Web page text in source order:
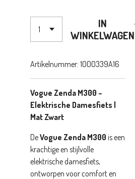
IN
WINKELWAGEN
Artikelnummer: 1000339A16
Vogue Zenda M300 –
Elektrische Damesfiets |
Mat Zwart
DeVogue Zenda M300 is een
krachtige en stijlvolle
elektrische damesfiets,
ontworpen voor comfort en